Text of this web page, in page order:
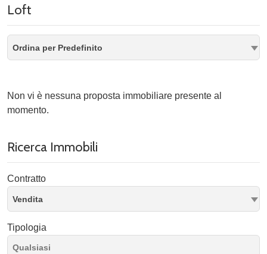
Loft
Ordina per Predefinito
Non vi è nessuna proposta immobiliare presente al
momento.
Ricerca Immobili
Contratto
Vendita
Tipologia